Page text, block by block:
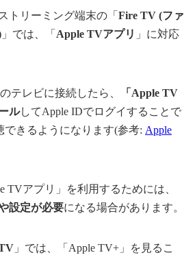
トリーミング端末の「 Fire TV (ファ
」では、「 Apple TVアプリ 」に対応
テレビに接続したら、
「Apple TV
ルしてApple IDでログイすることで
できるようになります(参考: Apple
TVアプリ」を利用するためには、
設定が必要になる場合があります。
」では、「Apple TV+」を見るこ